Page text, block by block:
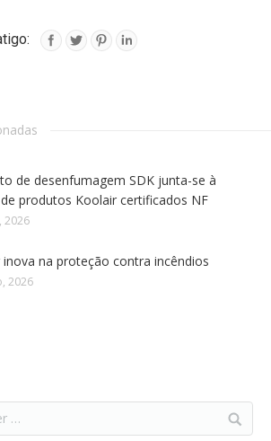
de desenfumagem SDK junta-se à
produtos Koolair certificados NF
2026
inova na proteção contra incêndios
2026